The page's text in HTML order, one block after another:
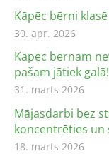
Kāpēc bērni
30. apr. 2026
Kāpēc bērnam
pašam jātiek
31. marts 2026
Mājasdarbi bez
koncentrēties un
18. marts 2026